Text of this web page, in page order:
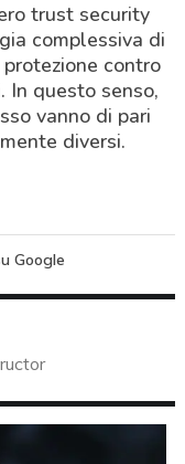
trust security
complessiva di
contro
questo senso,
vanno di pari
diversi.
Google